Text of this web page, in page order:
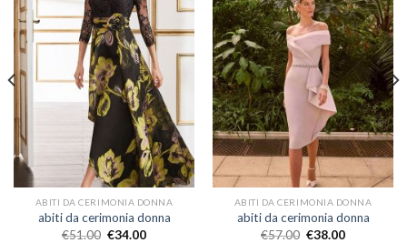
ABITI DA CERIMONIA DONNA
abiti da cerimonia donna
€51.00 €34.00
ABITI DA CERIMONIA DONNA
abiti da cerimonia donna
€57.00 €38.00